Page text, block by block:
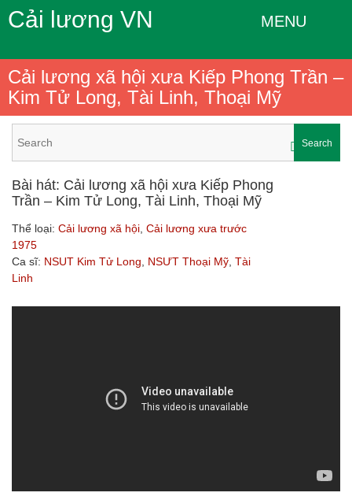
Cải lương VN MENU
Cải lương xã hội xưa Kiếp Phong Trần –
Kim Tử Long, Tài Linh, Thoại Mỹ
Search
Bài hát: Cải lương xã hội xưa Kiếp Phong
Trần – Kim Tử Long, Tài Linh, Thoại Mỹ
Thể loại: Cải lương xã hội Cải lương xưa trước
1975
Ca sĩ: NSUT Kim Tử Long NSƯT Thoại Mỹ Tài
Linh